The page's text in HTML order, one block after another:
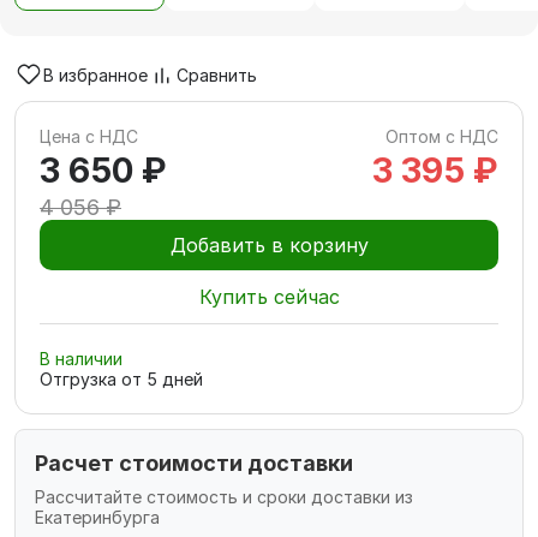
В избранное Сравнить
Цена с НДС Оптом с НДС
3 650 ₽
4 056 ₽
3 395 ₽
Добавить в корзину
Купить сейчас
В наличии
Отгрузка от 5 дней
Расчет стоимости доставки
Рассчитайте стоимость и сроки доставки из
Екатеринбурга